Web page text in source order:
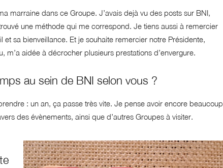
marraine dans ce Groupe. J’avais dejà vu des posts sur BNI,
une méthode qui me correspond. Je tiens aussi à remercier
et sa bienveillance. Et je souhaite remercier notre Présidente,
m’a aidée à décrocher plusieurs prestations d’envergure.
au sein de BNI selon vous ?
: un an, ça passe très vite. Je pense avoir encore beaucoup
des évènements, ainsi que d’autres Groupes à visiter.